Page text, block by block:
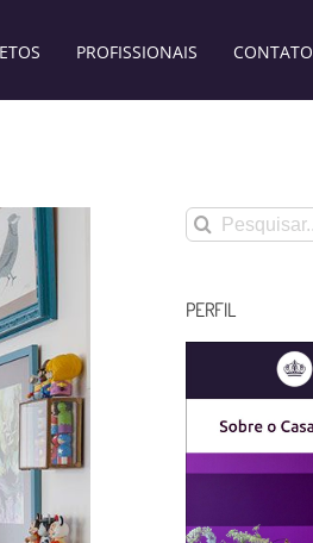
PROFISSIONAIS CONTATO
Buscar
resultados
PERFIL